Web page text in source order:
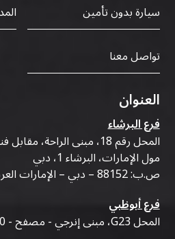
سيارة بدون تأمين
تواصل معنا
العنوان
فرع البرشاء
المحل رقم 18، مبنى
مول الإمارات، البرشاء 1، دبي
ص.ب: 88152 – دبي – الإمارات العربية المتحدة
فرع أبوظبي
المحل G23، مبنى إنرجي - مصفح - M20 - أبوظبي